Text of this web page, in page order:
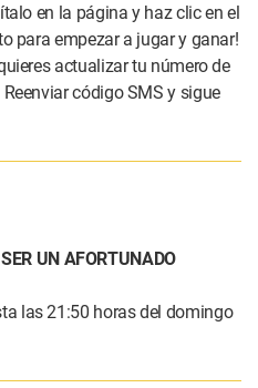
en la página y haz clic en el
para empezar a jugar y ganar!
actualizar tu número de
código SMS y sigue
UN AFORTUNADO
las 21:50 horas del domingo